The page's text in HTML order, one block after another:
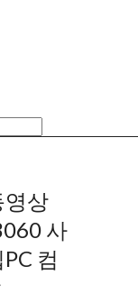
영상
사
컴